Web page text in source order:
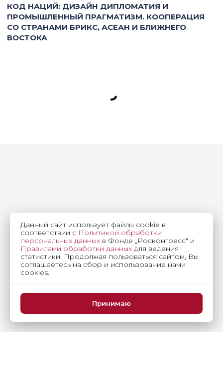
КОД НАЦИЙ: ДИЗАЙН ДИПЛОМАТИЯ И
ПРОМЫШЛЕННЫЙ ПРАГМАТИЗМ. КООПЕРАЦИЯ
СО СТРАНАМИ БРИКС, АСЕАН И БЛИЖНЕГО
ВОСТОКА
15 апреля 10:30 17
НАЦИОНАЛЬНАЯ СИСТЕМА ДИЗАЙНА –
ФУНДАМЕНТ ЦЕННОСТНО - ОРИЕНТИРОВАННОЙ
Данный сайт использует файлы cookie в
соответствии с Политикой обработки
персональных данныхв Фонде „Росконгресс“ и
Правилами обработки данныхдля ведения
статистики. Продолжая пользоваться сайтом, Вы
соглашаетесь на сбор и использование нами
cookies.
Принимаю